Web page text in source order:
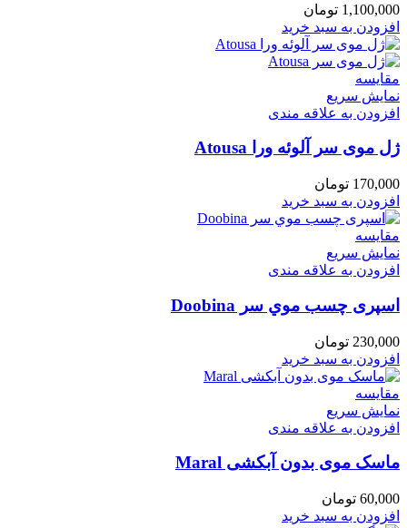
1,100,000 تومان
افزودن به سبد خرید
مقايسه
نمایش سریع
افزودن به علاقه مندی
ژل موی سر آلوئه ورا Atousa
170,000 تومان
افزودن به سبد خرید
مقايسه
نمایش سریع
افزودن به علاقه مندی
اسپری چسب موي سر Doobina
230,000 تومان
افزودن به سبد خرید
مقايسه
نمایش سریع
افزودن به علاقه مندی
ماسک موی بدون آبکشی Maral
60,000 تومان
افزودن به سبد خرید